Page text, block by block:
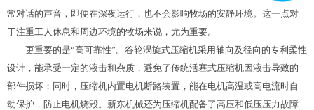
常对话的声音，即便在深夜运行，也不会影响牧场的安静环境。这一点对
于注重工人休息和周边环境的牧场来说，尤为重要。
更重要的是“高可靠性”。谷轮涡旋式压缩机采用轴向及径向的专利柔性
设计，能承受一定的液击和杂质，避免了传统活塞式压缩机因液击导致的
部件损坏；同时，压缩机内置电机断路装置，能在电机高温或高电流时自
动保护，防止电机烧毁。新东机械还为压缩机配备了高压和低压压力故障